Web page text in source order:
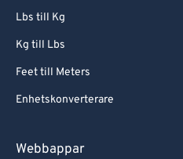
Lbs till Kg
Kg till Lbs
Feet till Meters
Enhetskonverterare
Webbappar